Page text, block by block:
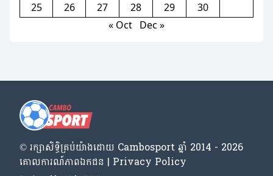
25
26 27 28 29
30
« Oct Dec »
© រក្សា​សិទ្ធិ​គ្រប់​យ៉ាង​ដោយ​ Cambosport ឆ្នាំ 2014 - 2026
គោលការណ៍​ភាព​ឯកជន | Privacy Policy